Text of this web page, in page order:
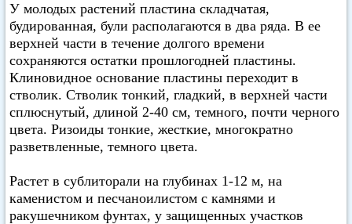
У молодых растений пластина складчатая,
будированная, були располагаются в два ряда. В ее
верхней части в течение долгого времени
сохраняются остатки прошлогодней пластины.
Клиновидное основание пластины переходит в
стволик. Стволик тонкий, гладкий, в верхней части
сплюснутый, длиной 2-40 см, темного, почти черного
цвета. Ризоиды тонкие, жесткие, многократно
разветвленные, темного цвета.
Растет в сублиторали на глубинах 1-12 м, на
каменистом и песчаноилистом с камнями и
ракушечником фунтах, у защищенных участков